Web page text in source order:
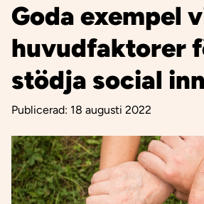
Goda exempel
huvudfaktorer
stödja social
Publicerad: 18 augusti 2022